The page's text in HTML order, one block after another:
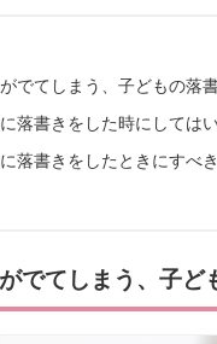
でてしまう、子どもの落
落書きをした時にしては
落書きをしたときにすべ
でてしまう、子ど